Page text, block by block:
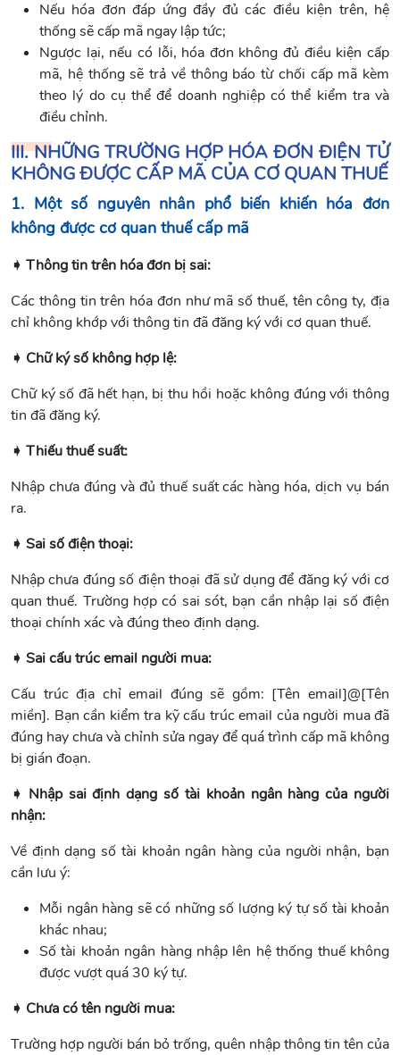
Nếu hóa đơn đáp ứng đầy đủ các điều kiện trên, hệ
thống sẽ cấp mã ngay lập tức;
Ngược lại, nếu có lỗi, hóa đơn không đủ điều kiện cấp
mã, hệ thống sẽ trả về thông báo từ chối cấp mã kèm
theo lý do cụ thể để doanh nghiệp có thể kiểm tra và
điều chỉnh.
III. NHỮNG TRƯỜNG HỢP HÓA ĐƠN ĐIỆN TỬ
KHÔNG ĐƯỢC CẤP MÃ CỦA CƠ QUAN THUẾ
1. Một số nguyên nhân phổ biến khiến hóa đơn
không được cơ quan thuế cấp mã
➧ Thông tin trên hóa đơn bị sai:
Các thông tin trên hóa đơn như mã số thuế, tên công ty, địa
chỉ không khớp với thông tin đã đăng ký với cơ quan thuế.
➧ Chữ ký số không hợp lệ:
Chữ ký số đã hết hạn, bị thu hồi hoặc không đúng với thông
tin đã đăng ký.
➧ Thiếu thuế suất:
Nhập chưa đúng và đủ thuế suất các hàng hóa, dịch vụ bán
ra.
➧ Sai số điện thoại:
Nhập chưa đúng số điện thoại đã sử dụng để đăng ký với cơ
quan thuế. Trường hợp có sai sót, bạn cần nhập lại số điện
thoại chính xác và đúng theo định dạng.
➧ Sai cấu trúc email người mua:
Cấu trúc địa chỉ email đúng sẽ gồm: [Tên email]@[Tên
miền]. Bạn cần kiểm tra kỹ cấu trúc email của người mua đã
đúng hay chưa và chỉnh sửa ngay để quá trình cấp mã không
bị gián đoạn.
➧ Nhập sai định dạng số tài khoản ngân hàng của người
nhận:
Về định dạng số tài khoản ngân hàng của người nhận, bạn
cần lưu ý:
Mỗi ngân hàng sẽ có những số lượng ký tự số tài khoản
khác nhau;
Số tài khoản ngân hàng nhập lên hệ thống thuế không
được vượt quá 30 ký tự.
➧ Chưa có tên người mua:
Trường hợp người bán bỏ trống, quên nhập thông tin tên của